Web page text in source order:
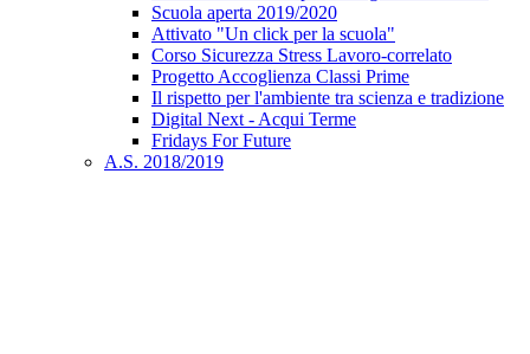
Scuola aperta 2019/2020
Attivato "Un click per la scuola"
Corso Sicurezza Stress Lavoro-correlato
Progetto Accoglienza Classi Prime
Il rispetto per l'ambiente tra scienza e tradizione
Digital Next - Acqui Terme
Fridays For Future
A.S. 2018/2019